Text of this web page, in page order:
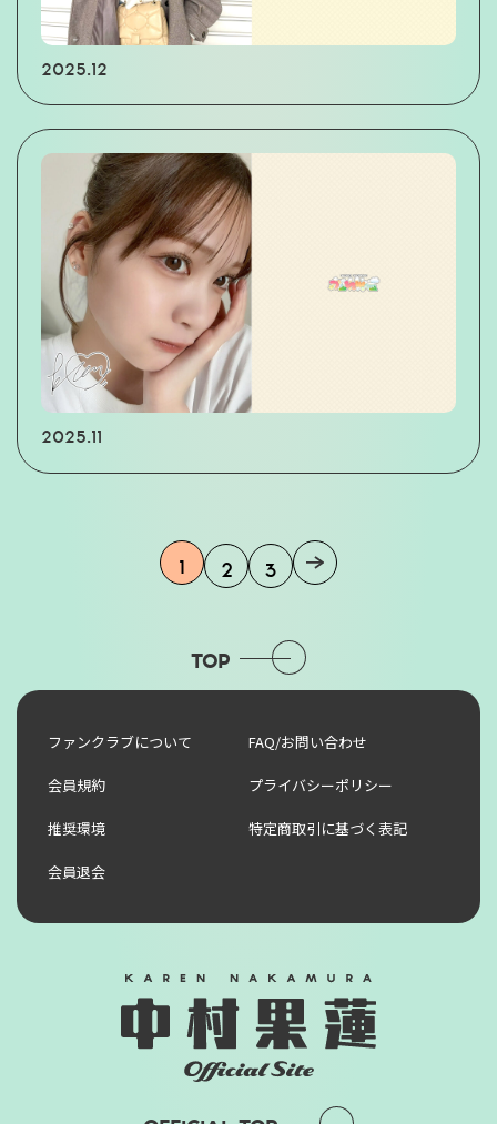
2025.12
2025.11
1 2 3
TOP
ファンクラブについて FAQ/お問い合わせ
会員規約 プライバシーポリシー
推奨環境 特定商取引に基づく表記
会員退会